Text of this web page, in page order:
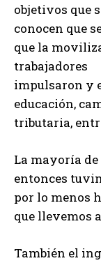
objetivos que
conocen que
que la
trabajadores
impulsaron y
educación,
tributaria,
La mayoría
entonces
por lo menos
que llevemos
También el